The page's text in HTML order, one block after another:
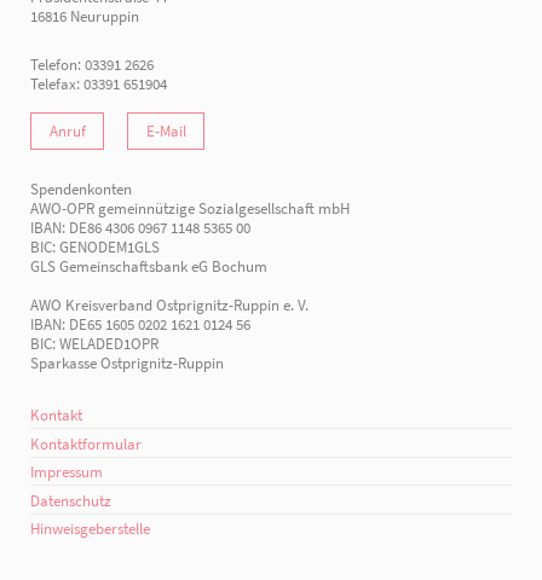
16816 Neuruppin
Telefon: 03391 2626
Telefax: 03391 651904
Anruf E-Mail
Spendenkonten
AWO-OPR gemeinnützige Sozialgesellschaft mbH
IBAN: DE86 4306 0967 1148 5365 00
BIC: GENODEM1GLS
GLS Gemeinschaftsbank eG Bochum
AWO Kreisverband Ostprignitz-Ruppin e. V.
IBAN: DE65 1605 0202 1621 0124 56
BIC: WELADED1OPR
Sparkasse Ostprignitz-Ruppin
Kontakt
Kontaktformular
Impressum
Datenschutz
Hinweisgeberstelle